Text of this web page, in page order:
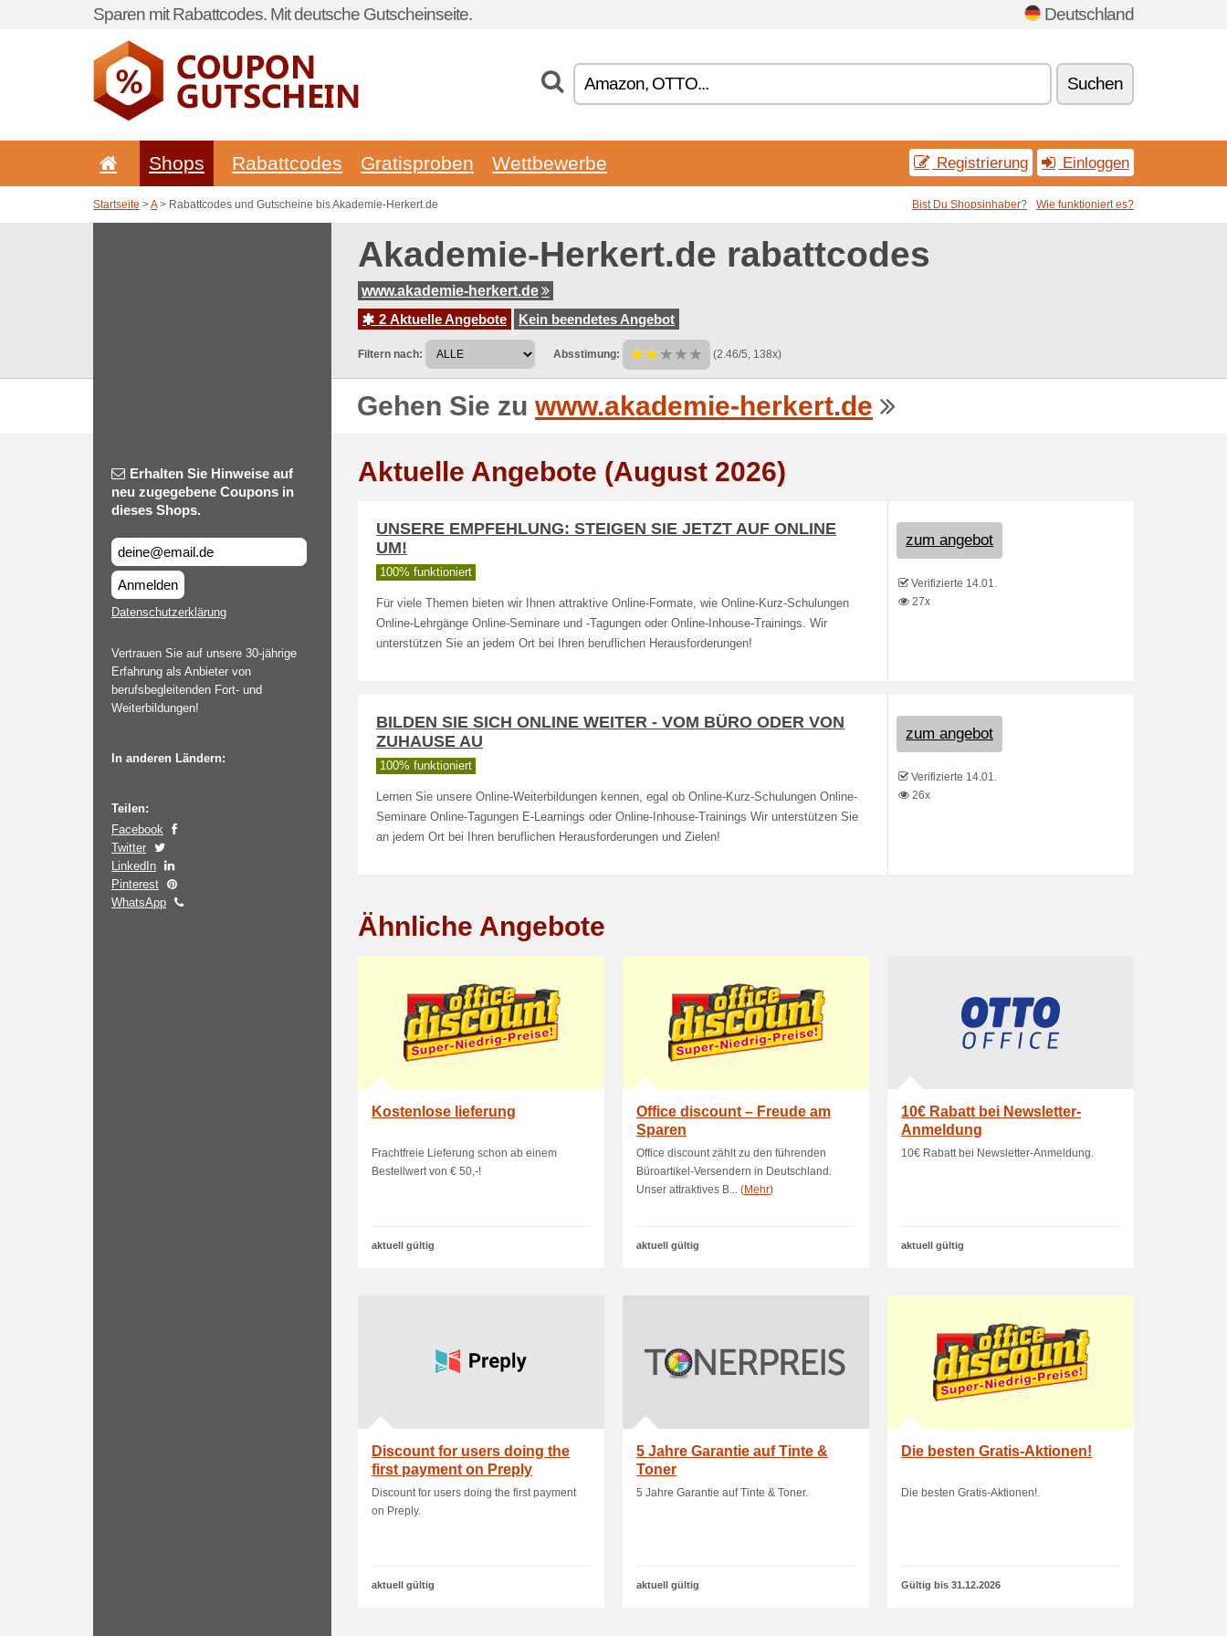
Sparen mit Rabattcodes. Mit deutsche Gutscheinseite. Deutschland
Suchen
Shops Rabattcodes Gratisproben Wettbewerbe Registrierung Einloggen
Startseite >A> Rabattcodes und Gutscheine bis Akademie-Herkert.de Bist Du Shopsinhaber? Wie funktioniert es?
Akademie-Herkert.de rabattcodes
www.akademie-herkert.de
2 Aktuelle Angebote
Kein beendetes Angebot
Filtern nach: Absstimung: (2.46/5, 138x)
Gehen Sie zu www.akademie-herkert.de
Erhalten Sie Hinweise auf
neu zugegebene Coupons in
dieses Shops.
Anmelden
Datenschutzerklärung
Vertrauen Sie auf unsere 30-jährige
Erfahrung als Anbieter von
berufsbegleitenden Fort- und
Weiterbildungen!
In anderen Ländern:
Teilen:
Facebook
Twitter
LinkedIn
Pinterest
WhatsApp
Aktuelle Angebote (August 2026)
UNSERE EMPFEHLUNG: STEIGEN SIE JETZT AUF ONLINE
UM!
100% funktioniert
Für viele Themen bieten wir Ihnen attraktive Online-Formate, wie Online-Kurz-Schulungen
Online-Lehrgänge Online-Seminare und -Tagungen oder Online-Inhouse-Trainings. Wir
unterstützen Sie an jedem Ort bei Ihren beruflichen Herausforderungen!
zum angebot
Verifizierte 14.01.
27x
BILDEN SIE SICH ONLINE WEITER - VOM BÜRO ODER VON
ZUHAUSE AU
100% funktioniert
Lernen Sie unsere Online-Weiterbildungen kennen, egal ob Online-Kurz-Schulungen Online-
Seminare Online-Tagungen E-Learnings oder Online-Inhouse-Trainings Wir unterstützen Sie
an jedem Ort bei Ihren beruflichen Herausforderungen und Zielen!
zum angebot
Verifizierte 14.01.
26x
Ähnliche Angebote
Kostenlose lieferung
Frachtfreie Lieferung schon ab einem
Bestellwert von € 50,-!
aktuell gültig
Office discount – Freude am
Sparen
Office discount zählt zu den führenden
Büroartikel-Versendern in Deutschland.
Unser attraktives B... (Mehr)
aktuell gültig
10€ Rabatt bei Newsletter-
Anmeldung
10€ Rabatt bei Newsletter-Anmeldung.
aktuell gültig
Discount for users doing the
first payment on Preply
Discount for users doing the first payment
on Preply.
aktuell gültig
5 Jahre Garantie auf Tinte &
Toner
5 Jahre Garantie auf Tinte & Toner.
aktuell gültig
Die besten Gratis-Aktionen!
Die besten Gratis-Aktionen!.
Gültig bis 31.12.2026